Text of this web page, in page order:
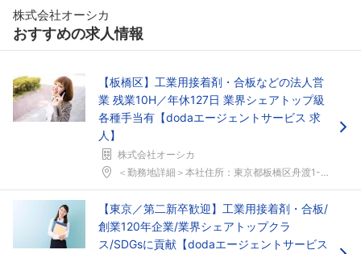
フォローしました
こちらの企業もフォローしませんか？
株式会社オーシカ
おすすめの求人情報
【板橋区】工業用接着剤・合板などの法人営
業 残業10H／年休127日 業界シェアトップ級
各種手当有【dodaエージェントサービス 求
人】
株式会社オーシカ
＜勤務地詳細＞本社住所：東京都板橋区舟渡1-4-2...
【東京／第二新卒歓迎】工業用接着剤・合板/
創業120年企業/業界シェアトップクラ
ス/SDGsに貢献【dodaエージェントサービス